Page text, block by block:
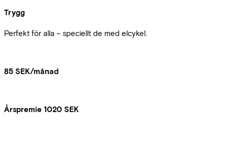
Trygg
Perfekt för alla – speciellt de med elcykel.
85 SEK/månad
Årspremie 1020 SEK